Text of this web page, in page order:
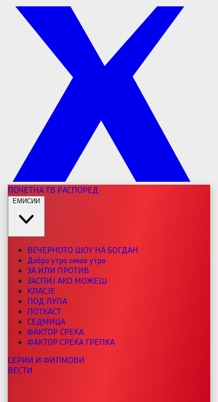
ПОЧЕТНАТВ РАСПОРЕД
ЕМИСИИ
ВЕЧЕРНОТО ШОУ НА БОГДАН
Добро утро секое утро
ЗА ИЛИ ПРОТИВ
ЗАСПИЈ АКО МОЖЕШ
КЛАСЈЕ
ПОД ЛУПА
ПОТКАСТ
СЕДМИЦА
ФАКТОР СРЕЌА
ФАКТОР СРЕЌА ГРЕПКА
СЕРИИ И ФИЛМОВИ
ВЕСТИ